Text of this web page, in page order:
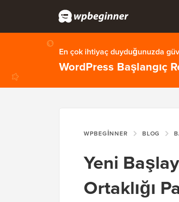
En çok ihtiyaç duyduğunuzda
WordPress Başlangıç
WPBEGINNER BLOG
Yeni
Ortaklığı